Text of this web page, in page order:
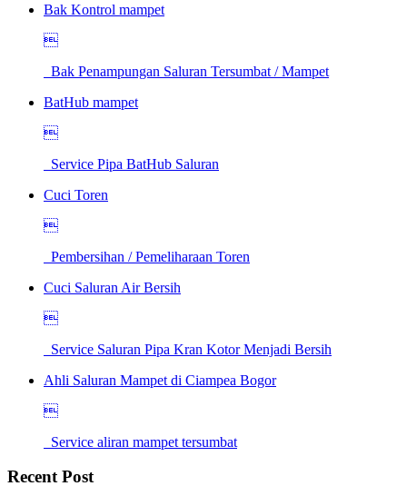
Bak Kontrol mampet

Bak Penampungan Saluran Tersumbat / Mampet
BatHub mampet

Service Pipa BatHub Saluran
Cuci Toren

Pembersihan / Pemeliharaan Toren
Cuci Saluran Air Bersih

Service Saluran Pipa Kran Kotor Menjadi Bersih
Ahli Saluran Mampet di Ciampea Bogor

Service aliran mampet tersumbat
Recent Post